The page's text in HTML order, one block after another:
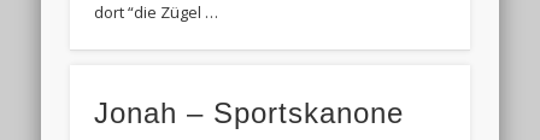
dort “die Zügel …
Jonah – Sportskanone